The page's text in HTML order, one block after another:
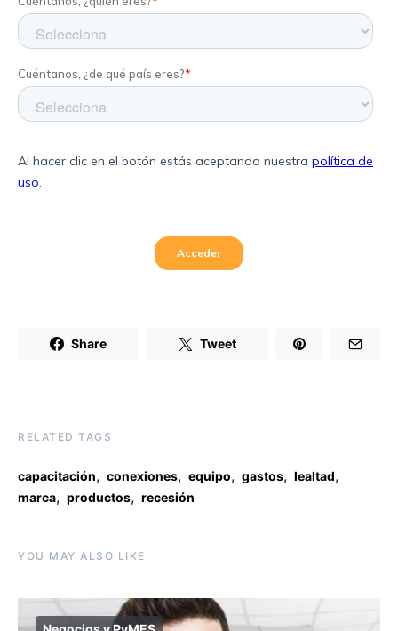
Share Tweet
RELATED TAGS
capacitación, conexiones, equipo, gastos, lealtad,
marca, productos, recesión
YOU MAY ALSO LIKE